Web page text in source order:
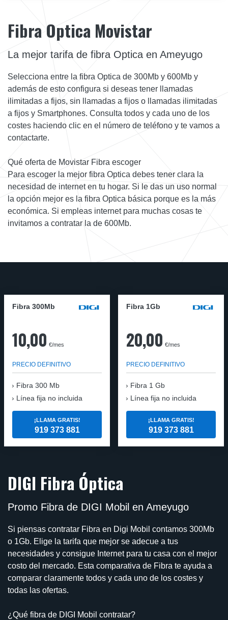
Fibra Optica Movistar
La mejor tarifa de fibra Optica en Ameyugo
Selecciona entre la fibra Optica de 300Mb y 600Mb y
además de esto configura si deseas tener llamadas
ilimitadas a fijos, sin llamadas a fijos o llamadas ilimitadas
a fijos y Smartphones. Consulta todos y cada uno de los
costes haciendo clic en el número de teléfono y te vamos a
contactarte.
Qué oferta de Movistar Fibra escoger
Para escoger la mejor fibra Optica debes tener clara la
necesidad de internet en tu hogar. Si le das un uso normal
la opción mejor es la fibra Optica básica porque es la más
económica. Si empleas internet para muchas cosas te
invitamos a contratar la de 600Mb.
Fibra 300Mb
10,00 €/mes
PRECIO DEFINITIVO
Fibra 300 Mb
Línea fija no incluida
¡LLAMA GRATIS!
919 373 881
Fibra 1Gb
20,00 €/mes
PRECIO DEFINITIVO
Fibra 1 Gb
Línea fija no incluida
¡LLAMA GRATIS!
919 373 881
DIGI Fibra Óptica
Promo Fibra de DIGI Mobil en Ameyugo
Si piensas contratar Fibra en Digi Mobil contamos 300Mb
o 1Gb. Elige la tarifa que mejor se adecue a tus
necesidades y consigue Internet para tu casa con el mejor
costo del mercado. Esta comparativa de Fibra te ayuda a
comparar claramente todos y cada uno de los costes y
todas las ofertas.
¿Qué fibra de DIGI Mobil contratar?